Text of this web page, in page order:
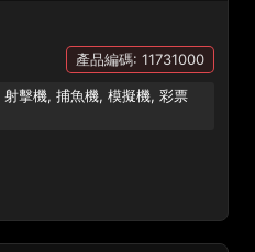
產品編碼: 11731000
擊機, 捕魚機, 模擬機, 彩票